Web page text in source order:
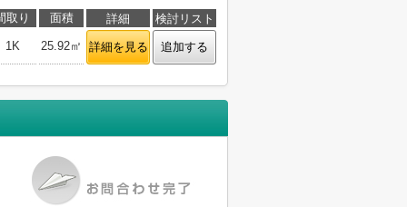
取り 面積 詳細
検討リスト
1K
25.92㎡ 詳細を見る 追加する